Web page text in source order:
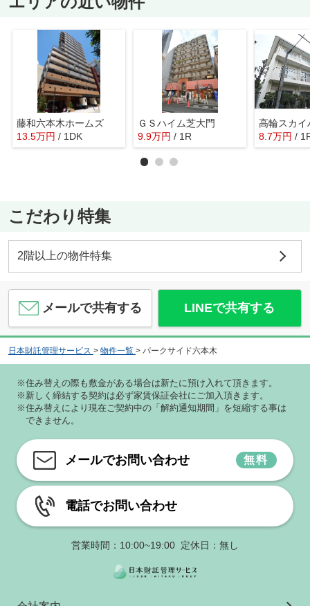
藤和六本木ホームズ
13.5万円 / 1DK
ＧＳハイム芝大門
9.9万円 / 1R
高輪スカイ
8.7万円 /
こだわり特集
2階以上の物件特集
メールで共有する LINEで共有する
日本財託管理サービス > 物件一覧 > パークサイド六本木
※住み替えの際も敷金がある場合は新たに預け入れて頂きます。
※新しく締結する契約は必ず家賃保証会社にご加入頂きます。
※住み替えにより現在ご契約中の「解約通知期間」を短縮する事は
できません。
メールでお問い合わせ 無料
電話でお問い合わせ
営業時間：10:00~19:00 定休日：無し